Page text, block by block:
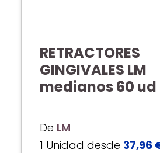
RETRACTORES
GINGIVALES LM
medianos 60 ud
De LM
1 Unidad desde 37,96